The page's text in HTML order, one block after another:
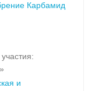
Карбамид
и